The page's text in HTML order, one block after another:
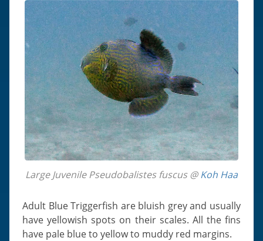
Large Juvenile Pseudobalistes fuscus @Koh Haa
Adult Blue Triggerfish are bluish grey and usually
have yellowish spots on their scales. All the fins
have pale blue to yellow to muddy red margins.